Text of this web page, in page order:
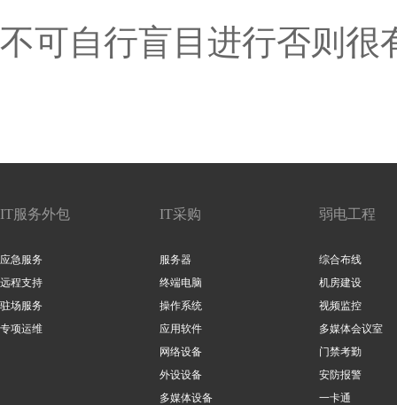
不可自行盲目进行否则很
IT服务外包
应急服务
远程支持
驻场服务
专项运维
IT采购
服务器
终端电脑
操作系统
应用软件
网络设备
外设设备
多媒体设备
弱电工程
综合布线
机房建设
视频监控
多媒体会议室
门禁考勤
安防报警
一卡通